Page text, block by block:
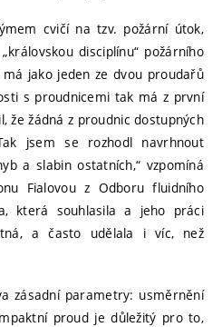
cvičí na tzv. požární útok,
disciplínu“ požárního
jako jeden ze dvou proudařů
s proudnicemi tak má z první
že žádná z proudnic dostupných
jsem se rozhodl navrhnout
a slabin ostatních,“ vzpomíná
Fialovou z Odboru fluidního
která souhlasila a jeho práci
a často udělala i víc, než
zásadní parametry: usměrnění
proud je důležitý pro to,